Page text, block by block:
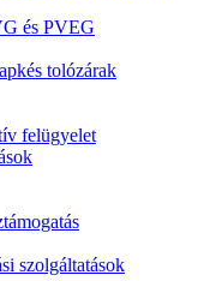
és PVEG
tolózárak
felügyelet
szolgáltatások